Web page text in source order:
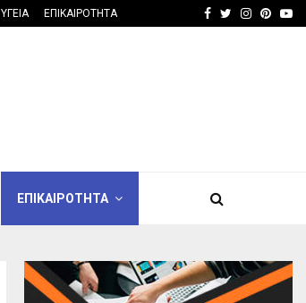
ΥΓΕΙΑ ΕΠΙΚΑΙΡΟΤΗΤΑ Facebook
Twitter
ΕΠΙΚΑΙΡΟΤΗΤΑ